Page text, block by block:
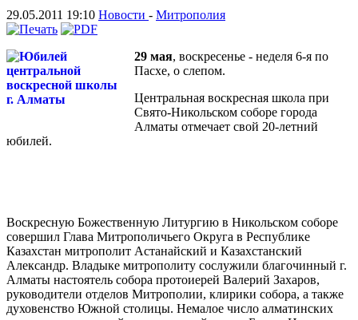
29.05.2011 19:10 Новости - Митрополия
29 мая, воскресенье - неделя 6-я по
Пасхе, о слепом.
Центральная воскресная школа при
Свято-Никольском соборе города
Алматы отмечает свой 20-летний
юбилей.
Воскресную Божественную Литургию в Никольском соборе
совершил Глава Митрополичьего Округа в Республике
Казахстан митрополит Астанайский и Казахстанский
Александр. Владыке митрополиту сослужили благочинный г.
Алматы настоятель собора протоиерей Валерий Захаров,
руководители отделов Митрополии, клирики собора, а также
духовенство Южной столицы. Немалое число алматинских